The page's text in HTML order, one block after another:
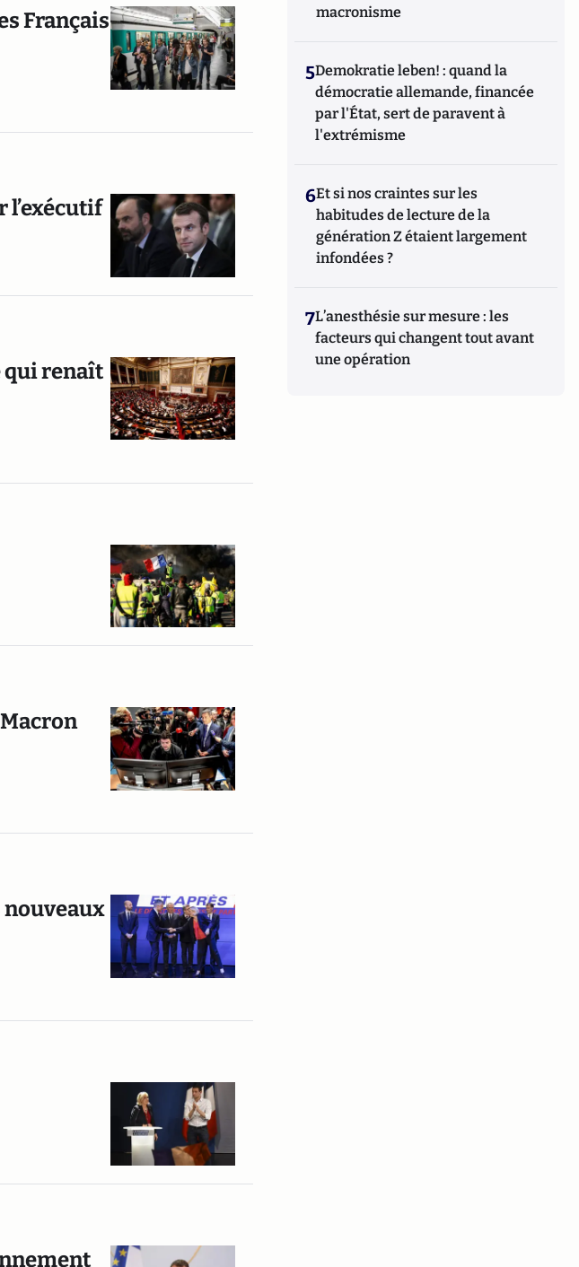
Français
l’exécutif
qui renaît
nouveaux
macronisme
5Demokratie leben! : quand la
démocratie allemande, financée
par l'État, sert de paravent à
l'extrémisme
6Et si nos craintes sur les
habitudes de lecture de la
génération Z étaient largement
infondées ?
7L’anesthésie sur mesure : les
facteurs qui changent tout avant
une opération